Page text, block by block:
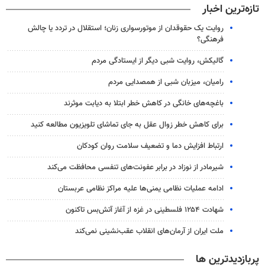
تازه‌ترین اخبار
روایت یک حقوقدان از موتورسواری زنان؛ استقلال در تردد یا چالش
فرهنگی؟
گالیکش، روایت شبی دیگر از ایستادگی مردم
رامیان، میزبان شبی از همصدایی مردم
باغچه‌های خانگی در کاهش خطر ابتلا به دیابت موثرند
برای کاهش خطر زوال عقل به جای تماشای تلویزیون مطالعه کنید
ارتباط افزایش دما و تضعیف سلامت روان کودکان
شیرمادر از نوزاد در برابر عفونت‌های تنفسی محافظت می‌کند
ادامه عملیات نظامی یمنی‌ها علیه مراکز نظامی عربستان
شهادت ۱۲۵۴ فلسطینی در غزه از آغاز آتش‌بس تاکنون
ملت ایران از آرمان‌های انقلاب عقب‌نشینی نمی‌کند
پربازدیدترین ها